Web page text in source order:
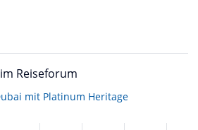
Reiseforum
mit Platinum Heritage